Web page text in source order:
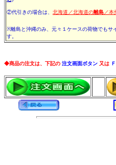
②代引きの場合は、 北海道／北海道の離島／本
※離島と沖縄のみ、元々１ケースの荷物でも
す。
◆商品の注文は、下記の 注文画面ボタン 又は